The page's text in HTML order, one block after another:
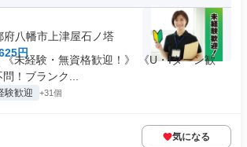
八幡市上津屋石ノ塔
円
未経験・無資格歓迎！》 《U・Iターン歓
！ブランク...
験歓迎 +31個
気になる